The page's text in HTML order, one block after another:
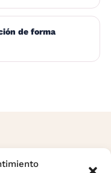
de forma
un contrato